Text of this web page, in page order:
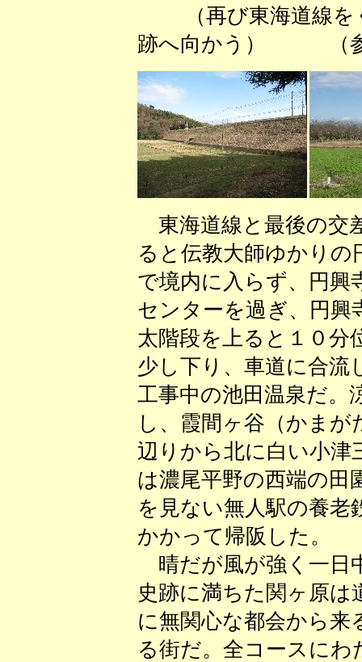
（再び東海道線
跡へ向かう） （参
東海道線と最後の交
ると伝教大師ゆかり
で境内に入らず、円興
センターを過ぎ、円興
太階段を上ると１０分
少し下り、車道に合流
工事中の池田温泉だ。
し、霞間ヶ谷（かま
辺りから北に白い小津
は濃尾平野の西端の田
を見ない無人駅の養老
かかって帰阪した。
晴だが風が強く一日
史跡に満ちた関ヶ原
に無関心な都会から来
る街だ。全コースに